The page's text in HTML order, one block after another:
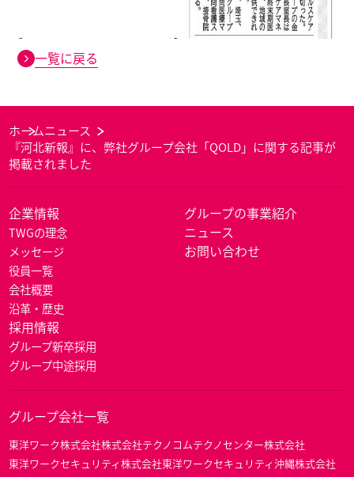
一覧に戻る
ホームニュース
『河北新報』に、弊社グループ会社「QOLD」に関する記事が
掲載されました
企業情報
TWGの理念
メッセージ
役員一覧
会社概要
沿革・歴史
グループの事業紹介
ニュース
お問い合わせ
採用情報
グループ新卒採用
グループ中途採用
グループ会社一覧
東洋ワーク株式会社株式会社テクノコムテクノセンター株式会社
東洋ワークセキュリティ株式会社東洋ワークセキュリティ沖縄株式会社